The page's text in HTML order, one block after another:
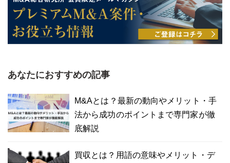
あなたにおすすめの記事
M&Aとは？最新の動向やメリット・手
法から成功のポイントまで専門家が徹
底解説
買収とは？用語の意味やメリット・デ